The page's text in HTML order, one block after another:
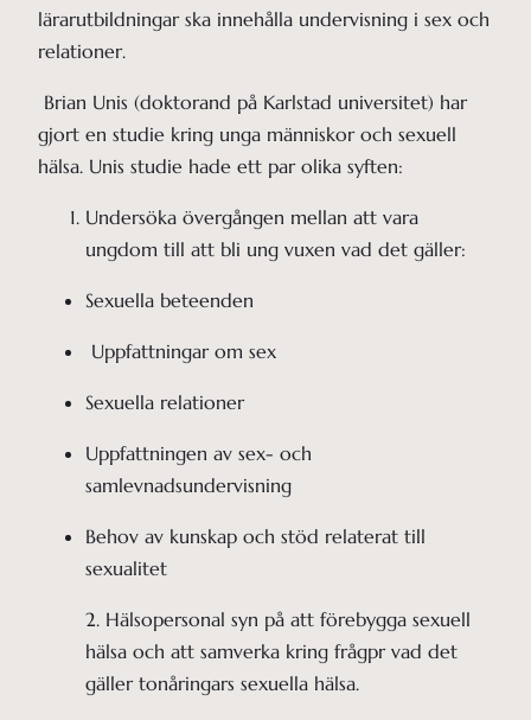
lärarutbildningar ska innehålla undervisning i sex och
relationer.
Brian Unis (doktorand på Karlstad universitet) har
gjort en studie kring unga människor och sexuell
hälsa. Unis studie hade ett par olika syften:
Undersöka övergången mellan att vara
ungdom till att bli ung vuxen vad det gäller:
Sexuella beteenden
Uppfattningar om sex
Sexuella relationer
Uppfattningen av sex- och
samlevnadsundervisning
Behov av kunskap och stöd relaterat till
sexualitet
2. Hälsopersonal syn på att förebygga sexuell
hälsa och att samverka kring frågpr vad det
gäller tonåringars sexuella hälsa.